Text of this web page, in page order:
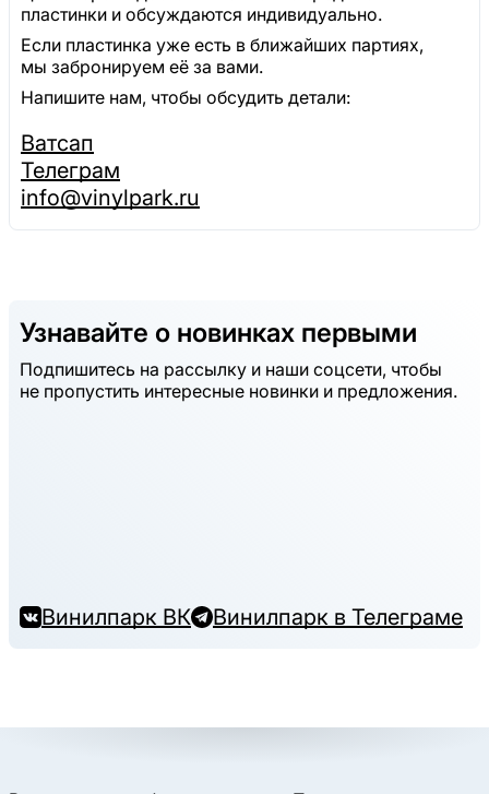
пластинки и обсуждаются индивидуально.
Если пластинка уже есть в ближайших партиях,
мы забронируем её за вами.
Напишите нам, чтобы обсудить детали:
Ватсап
Телеграм
info@vinylpark.ru
Узнавайте о новинках первыми
Подпишитесь на рассылку и наши соцсети, чтобы
не пропустить интересные новинки и предложения.
Винилпарк ВК Винилпарк в Телеграме